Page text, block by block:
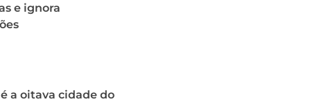
e ignora
a oitava cidade do